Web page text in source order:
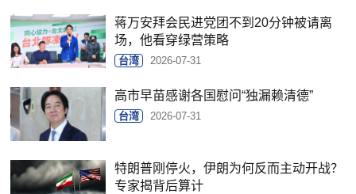
蒋万安拜会民进党团不到20分钟被请离
场，他看穿绿营策略
台湾 2026-07-31
高市早苗感谢各国慰问“独漏赖清德”
台湾 2026-07-31
特朗普刚停火，伊朗为何反而主动开战？
专家揭背后算计